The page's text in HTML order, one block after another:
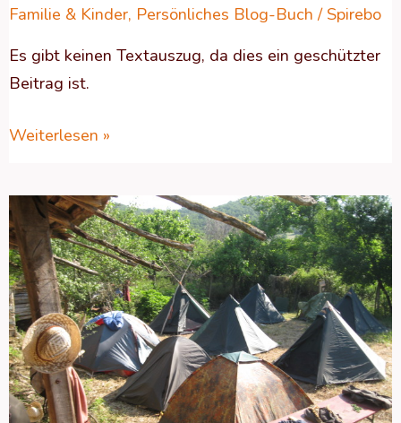
Familie & Kinder, Persönliches Blog-Buch / Spirebo
Es gibt keinen Textauszug, da dies ein geschützter
Beitrag ist.
Weiterlesen »
Geschützt:
UND
JEDEM
ANFANG
WOHNT
DAS
CHAOS
INNE…